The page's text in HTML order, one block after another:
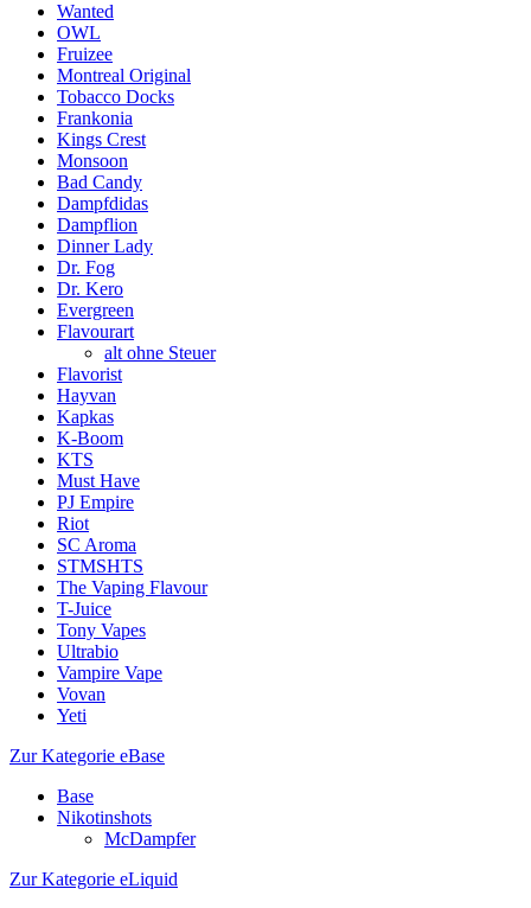
Wanted
OWL
Fruizee
Montreal Original
Tobacco Docks
Frankonia
Kings Crest
Monsoon
Bad Candy
Dampfdidas
Dampflion
Dinner Lady
Dr. Fog
Dr. Kero
Evergreen
Flavourart
alt ohne Steuer
Flavorist
Hayvan
Kapkas
K-Boom
KTS
Must Have
PJ Empire
Riot
SC Aroma
STMSHTS
The Vaping Flavour
T-Juice
Tony Vapes
Ultrabio
Vampire Vape
Vovan
Yeti
Zur Kategorie eBase
Base
Nikotinshots
McDampfer
Zur Kategorie eLiquid